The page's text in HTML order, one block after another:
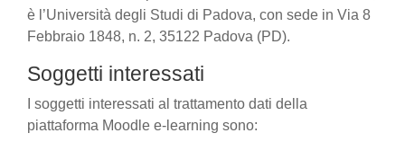
è l’Università degli Studi di Padova, con sede in Via 8
Febbraio 1848, n. 2, 35122 Padova (PD).
Soggetti interessati
I soggetti interessati al trattamento dati della
piattaforma Moodle e-learning sono: